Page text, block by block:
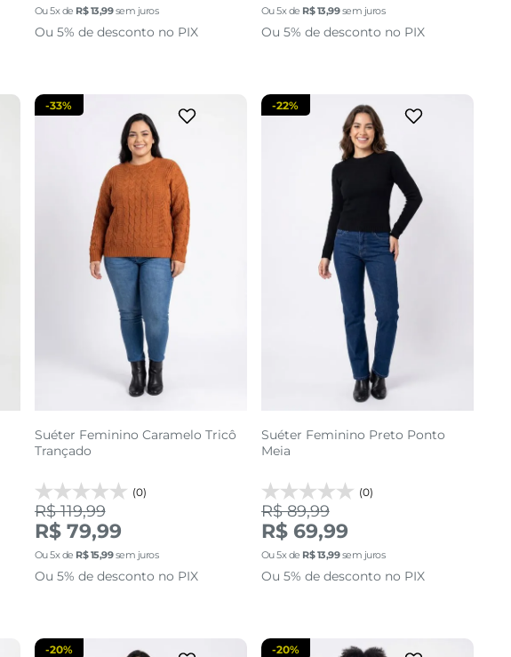
Ou5x de R$ 13,99sem juros
Ou 5% de desconto no PIX
Ou5x de R$13,99sem juros
Ou 5% de desconto no PIX
adicionar a sacola
Suéter Feminino Caramelo Tricô
Trançado
(0)
-33%
R$ 119,99
R$ 79,99
Ou5x de R$ 15,99sem juros
Ou 5% de desconto no PIX
adicionar a sacola
Suéter Feminino Preto Ponto
Meia
(0)
-22%
R$ 89,99
R$ 69,99
Ou5x de R$13,99sem juros
Ou 5% de desconto no PIX
P
adicionar a sacola
-20%
P
adicionar a sacola
-20%